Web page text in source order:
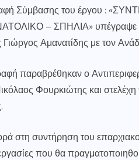
Σύμβασης του έργου :
– ΣΠΗΛΙΑ» υπέγραψε
Γιώργος Αμανατίδης με τον
παραβρέθηκαν ο
Φουρκιώτης και
στη συντήρηση του
που θα